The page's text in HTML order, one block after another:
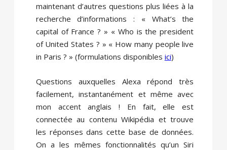
maintenant d’autres questions plus liées à la
recherche d’informations : « What’s the
capital of France ? » « Who is the president
of United States ? » « How many people live
in Paris ? » (formulations disponibles ici)
Questions auxquelles Alexa répond très
facilement, instantanément et même avec
mon accent anglais ! En fait, elle est
connectée au contenu Wikipédia et trouve
les réponses dans cette base de données.
On a les mêmes fonctionnalités qu’un Siri